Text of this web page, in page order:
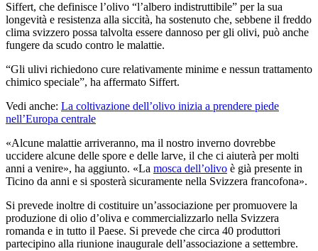
Siffert, che definisce l’olivo “l’albero indistruttibile” per la sua
longevità e resistenza alla siccità, ha sostenuto che, sebbene il freddo
clima svizzero possa talvolta essere dannoso per gli olivi, può anche
fungere da scudo contro le malattie.
“Gli ulivi richiedono cure relativamente minime e nessun trattamento
chimico speciale”, ha affermato Siffert.
Vedi anche: La coltivazione dell’olivo inizia a prendere piede
nell’Europa centrale
«Alcune malattie arriveranno, ma il nostro inverno dovrebbe
uccidere alcune delle spore e delle larve, il che ci aiuterà per molti
anni a venire», ha aggiunto. «La mosca dell’olivo è già presente in
Ticino da anni e si sposterà sicuramente nella Svizzera francofona».
Si prevede inoltre di costituire un’associazione per promuovere la
produzione di olio d’oliva e commercializzarlo nella Svizzera
romanda e in tutto il Paese. Si prevede che circa 40 produttori
partecipino alla riunione inaugurale dell’associazione a settembre.